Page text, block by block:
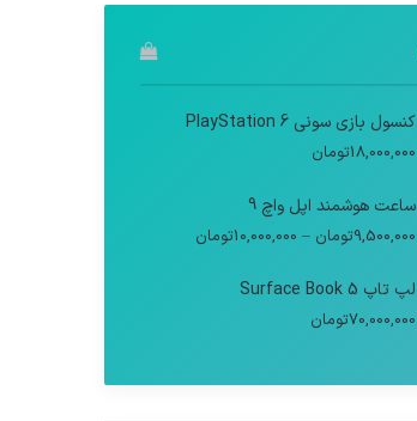
کنسول بازی سونی PlayStation 6
18,000,000تومان
ساعت هوشمند اپل واچ 9
9,500,000تومان –
10,000,000تومان
لپ تاپ Surface Book 5
70,000,000تومان